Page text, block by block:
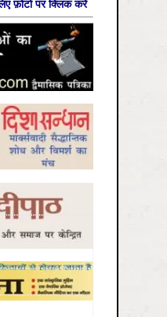
फ़ोटो पर क्लिक करें